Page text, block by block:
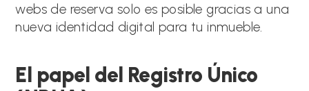
webs de reserva solo es posible gracias a una
nueva identidad digital para tu inmueble.
El papel del Registro Único